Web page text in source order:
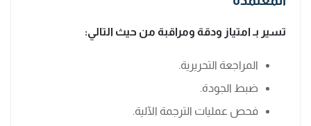
تسير بـ امتياز ودقة ومراقبة من حيث التالي:
المراجعة التحريرية.
ضبط الجودة.
فحص عمليات الترجمة الآلية.